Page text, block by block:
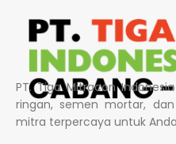
PT. Tiga Mitracon
ringan, semen mortar,
mitra terpercaya untuk